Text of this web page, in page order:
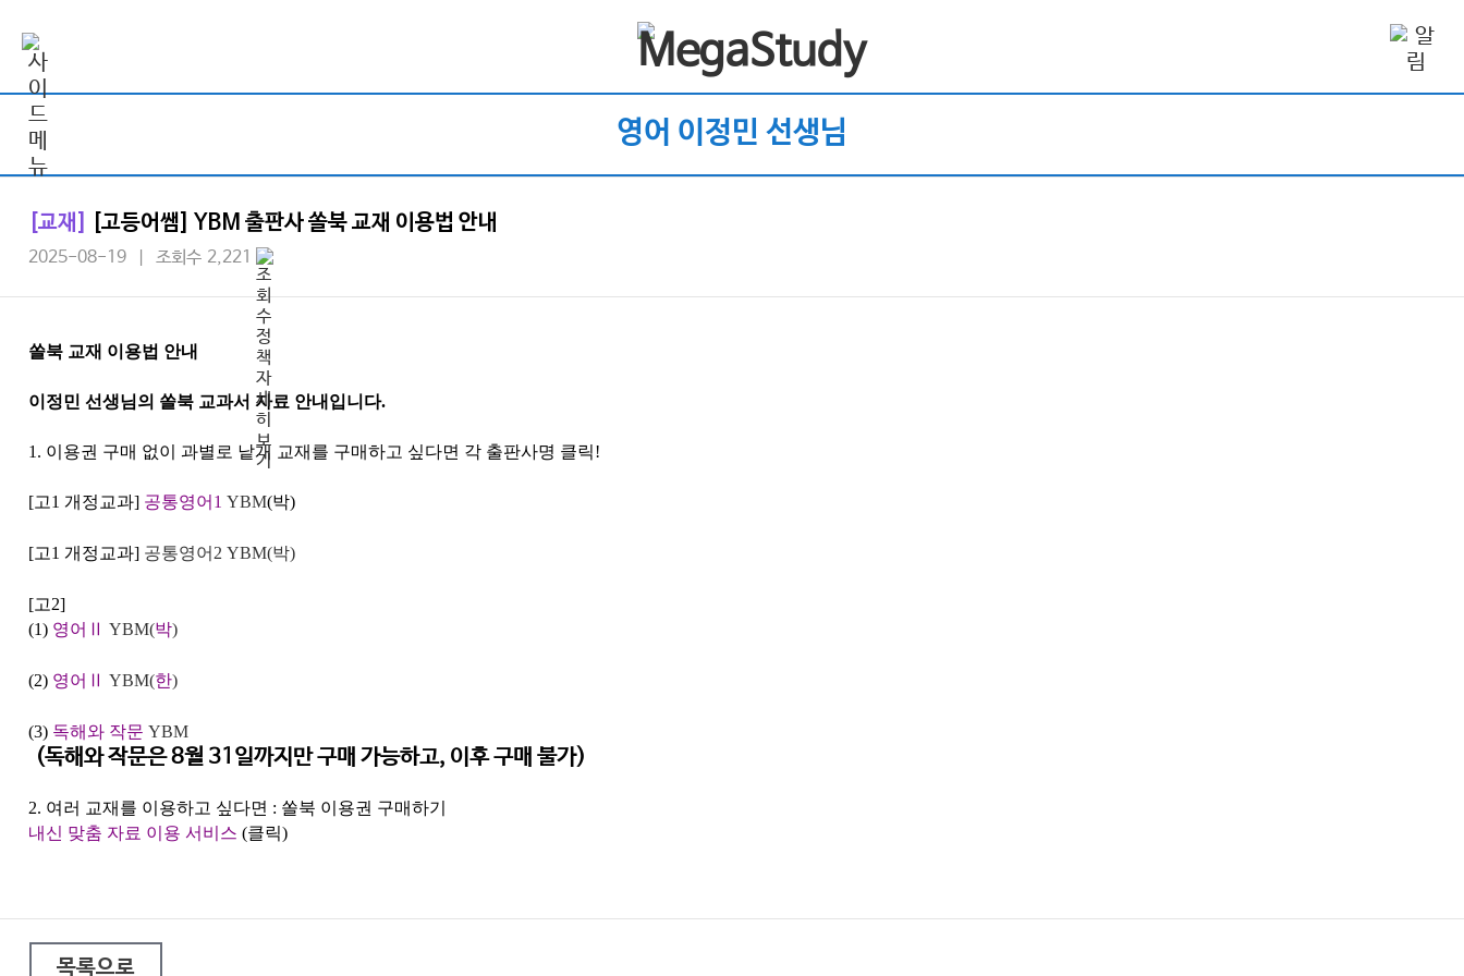
영어 이정민 선생님
[교재] [고등어쌤] YBM 출판사 쏠북 교재 이용법 안내
2025-08-19 | 조회수 2,221
쏠북 교재 이용법 안내
이정민 선생님의 쏠북 교과서 자료 안내입니다.
1. 이용권 구매 없이 과별로 낱개 교재를 구매하고 싶다면 각 출판사명 클릭!
[고1 개정교과] 공통영어1 YBM(박)
[고1 개정교과] 공통영어2 YBM(박)
[고2]
(1) 영어 Ⅱ YBM(박)
(2) 영어 Ⅱ YBM(한)
(3) 독해와 작문 YBM
(독해와 작문은 8월 31일까지만 구매 가능하고, 이후 구매 불가)
2. 여러 교재를 이용하고 싶다면 : 쏠북 이용권 구매하기
내신 맞춤 자료 이용 서비스 (클릭)
목록으로